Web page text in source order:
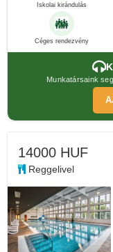
Iskolai kirándulás
Céges rendezvény
Munkatársaink
14000 HUF
Reggelivel